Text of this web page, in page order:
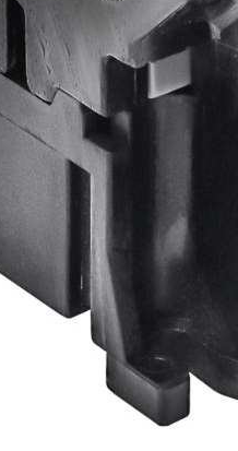
Посты тельферные